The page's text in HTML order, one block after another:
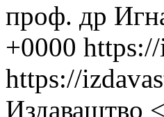
проф. др
+0000
https://
Издаваштво